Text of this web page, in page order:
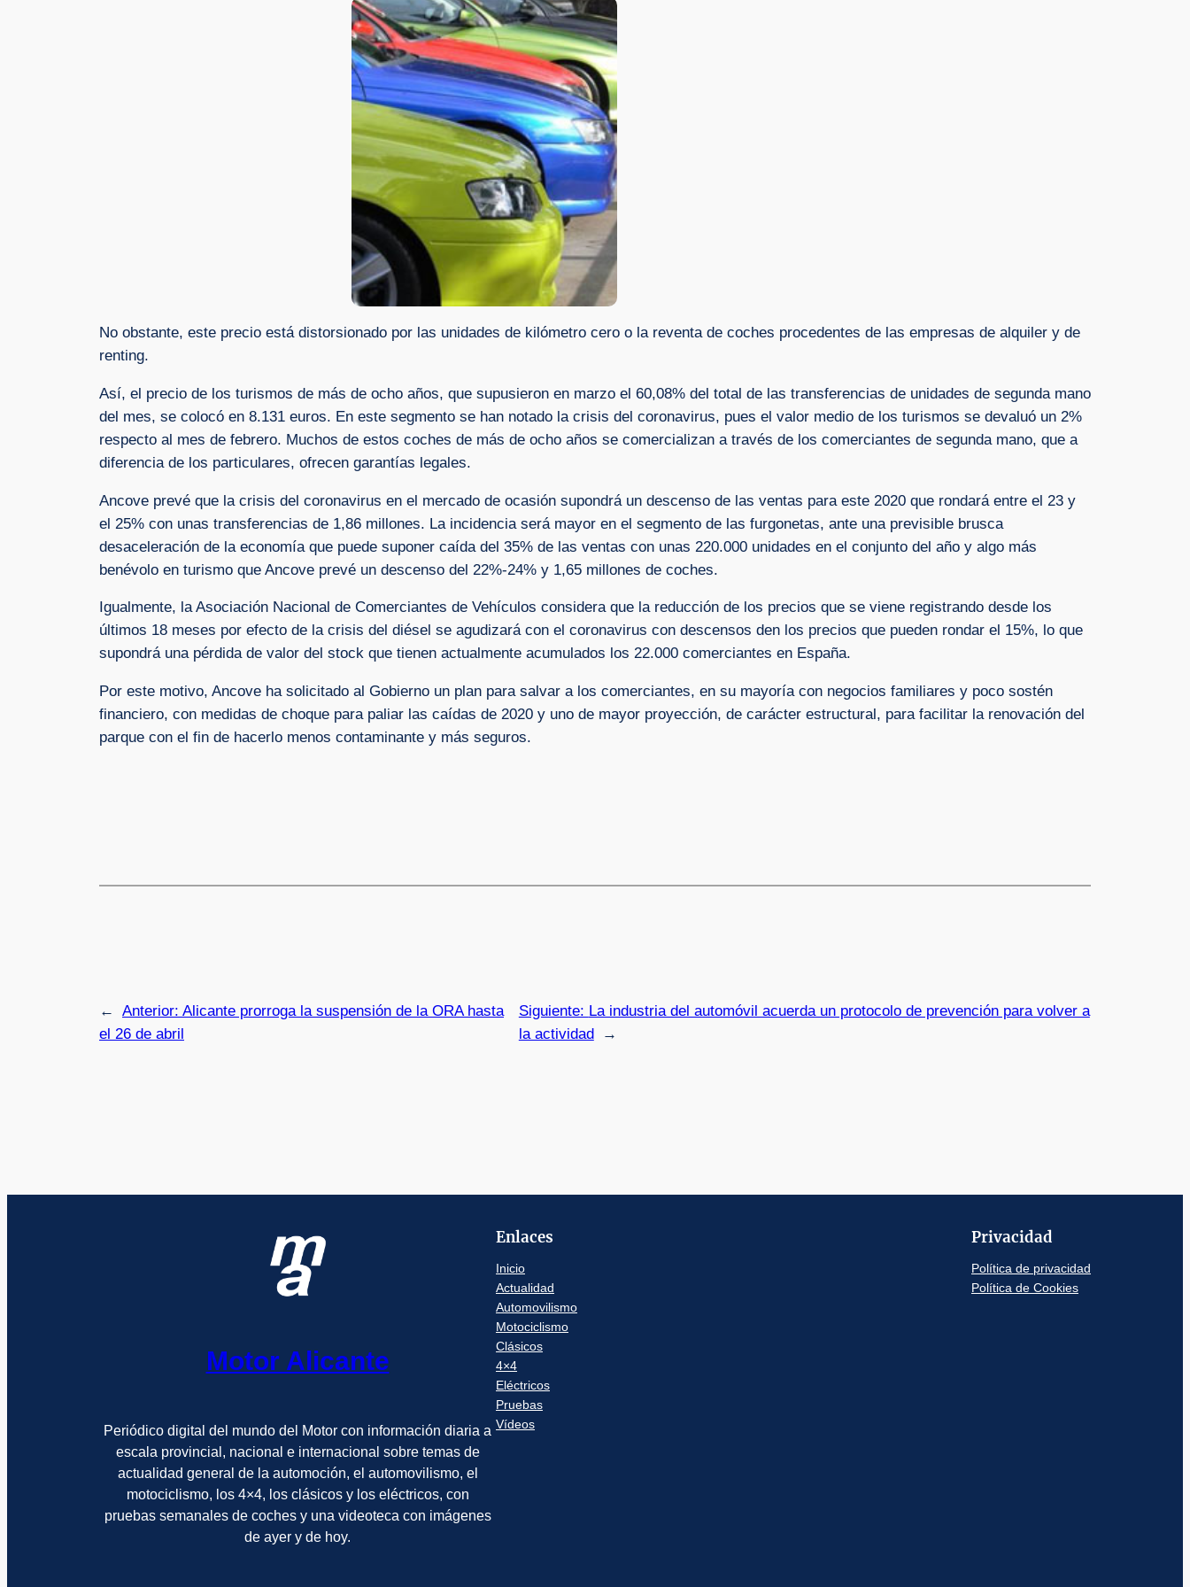
No obstante, este precio está distorsionado por las unidades de kilómetro cero o la reventa de coches procedentes de las empresas de alquiler y de
renting.
Así, el precio de los turismos de más de ocho años, que supusieron en marzo el 60,08% del total de las transferencias de unidades de segunda mano
del mes, se colocó en 8.131 euros. En este segmento se han notado la crisis del coronavirus, pues el valor medio de los turismos se devaluó un 2%
respecto al mes de febrero. Muchos de estos coches de más de ocho años se comercializan a través de los comerciantes de segunda mano, que a
diferencia de los particulares, ofrecen garantías legales.
Ancove prevé que la crisis del coronavirus en el mercado de ocasión supondrá un descenso de las ventas para este 2020 que rondará entre el 23 y
el 25% con unas transferencias de 1,86 millones. La incidencia será mayor en el segmento de las furgonetas, ante una previsible brusca
desaceleración de la economía que puede suponer caída del 35% de las ventas con unas 220.000 unidades en el conjunto del año y algo más
benévolo en turismo que Ancove prevé un descenso del 22%-24% y 1,65 millones de coches.
Igualmente, la Asociación Nacional de Comerciantes de Vehículos considera que la reducción de los precios que se viene registrando desde los
últimos 18 meses por efecto de la crisis del diésel se agudizará con el coronavirus con descensos den los precios que pueden rondar el 15%, lo que
supondrá una pérdida de valor del stock que tienen actualmente acumulados los 22.000 comerciantes en España.
Por este motivo, Ancove ha solicitado al Gobierno un plan para salvar a los comerciantes, en su mayoría con negocios familiares y poco sostén
financiero, con medidas de choque para paliar las caídas de 2020 y uno de mayor proyección, de carácter estructural, para facilitar la renovación del
parque con el fin de hacerlo menos contaminante y más seguros.
← Anterior: Alicante prorroga la suspensión de la ORA hasta
el 26 de abril
Siguiente: La industria del automóvil acuerda un protocolo de prevención para volver a
la actividad
→
Motor Alicante
Periódico digital del mundo del Motor con información diaria a
escala provincial, nacional e internacional sobre temas de
actualidad general de la automoción, el automovilismo, el
motociclismo, los 4×4, los clásicos y los eléctricos, con
pruebas semanales de coches y una videoteca con imágenes
de ayer y de hoy.
Enlaces
Inicio
Actualidad
Automovilismo
Motociclismo
Clásicos
4×4
Eléctricos
Pruebas
Vídeos
Privacidad
Política de privacidad
Política de Cookies